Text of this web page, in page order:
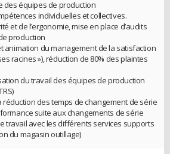
des équipes de production
individuelles et collectives.
et de l’ergonomie, mise en place d’audits
production
animation du management de la satisfaction
racines »), réduction de 80% des plaintes
du travail des équipes de production
réduction des temps de changement de série
suite aux changements de série
travail avec les différents services supports
du magasin outillage)